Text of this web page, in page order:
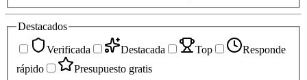
Destacados
Verificada
Destacada Top
Responde
rápido
Presupuesto gratis